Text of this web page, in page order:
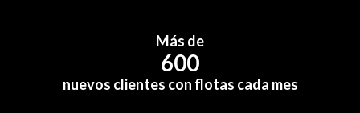
Más de
600
nuevos clientes con flotas cada mes